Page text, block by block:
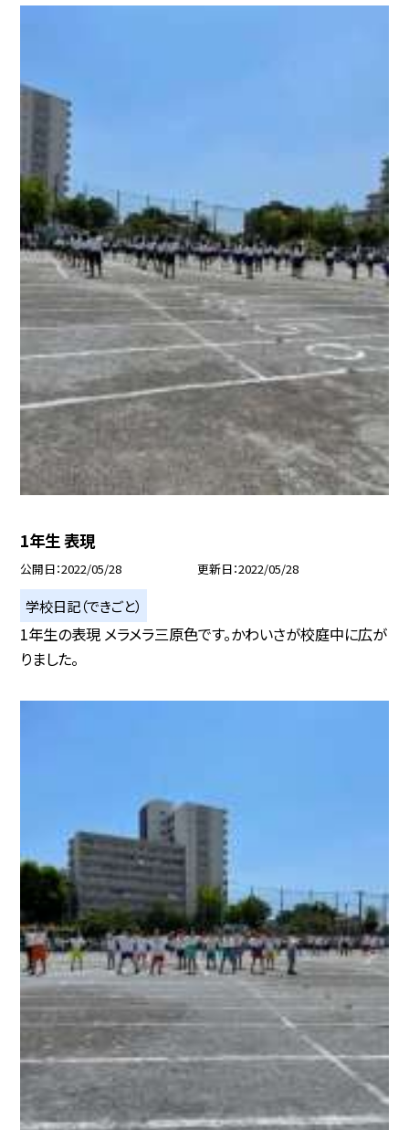
1年生 表現
公開日 2022/05/28 更新日 2022/05/28
学校日記（できごと）
1年生の表現 メラメラ三原色です。かわいさが校庭中に広が
りました。